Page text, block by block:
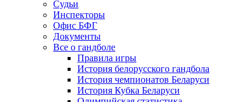
Судьи
Инспекторы
Офис БФГ
Документы
Все о гандболе
Правила игры
История белорусского гандбола
История чемпионатов Беларуси
История Кубка Беларуси